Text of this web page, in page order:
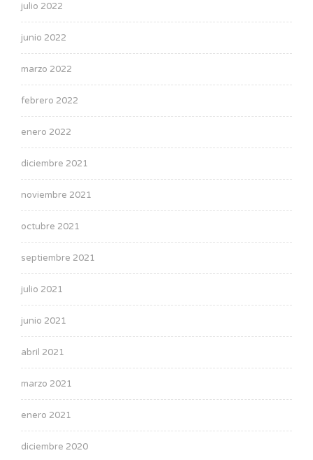
julio 2022
junio 2022
marzo 2022
febrero 2022
enero 2022
diciembre 2021
noviembre 2021
octubre 2021
septiembre 2021
julio 2021
junio 2021
abril 2021
marzo 2021
enero 2021
diciembre 2020